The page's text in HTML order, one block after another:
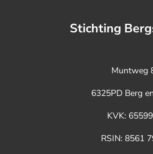
Stichting
Muntweg
6325PD Berg
KVK:
RSIN: 8561